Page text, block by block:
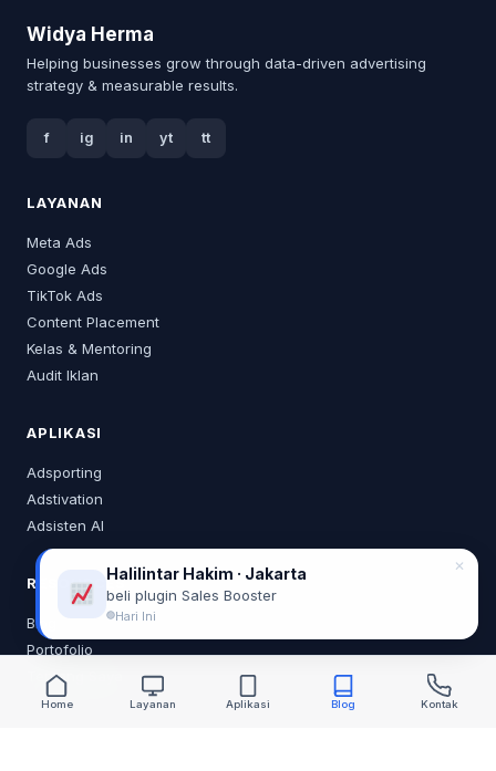
Widya Herma
Helping businesses grow through data-driven advertising
strategy & measurable results.
f ig in yt tt
LAYANAN
Meta Ads
Google Ads
TikTok Ads
Content Placement
Kelas & Mentoring
Audit Iklan
APLIKASI
Adsporting
Adstivation
Adsisten AI
RESOURCES
Blog
Portofolio
Tentang Saya
Home Layanan Aplikasi Blog Kontak
Halilintar Hakim · Jakarta
beli plugin Sales Booster
Hari Ini
✕